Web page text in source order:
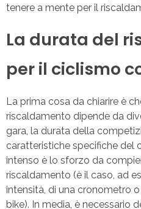
tenere a mente per il
La durata del
per il ciclismo
La prima cosa da chiarire è
riscaldamento dipende da
gara, la durata della
caratteristiche specifiche del
intenso è lo sforzo da
riscaldamento (è il caso, ad
intensità, di una cronometro
bike). In media, è necessario